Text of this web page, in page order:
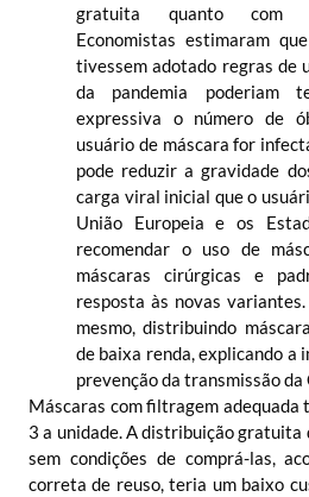
gratuita quanto com
Economistas estimaram
tivessem adotado regras de
da pandemia poderiam
expressiva o número de
usuário de máscara for
pode reduzir a gravidade
carga viral inicial que o
União Europeia e os
recomendar o uso de
máscaras cirúrgicas e
resposta às novas
mesmo, distribuindo
de baixa renda, explicando a
prevenção da transmissão da
Máscaras com filtragem adequada
3 a unidade. A distribuição gratuita
sem condições de comprá-las,
correta de reuso, teria um baixo